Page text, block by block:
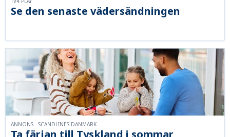
Se den senaste vädersändningen
ANNONS - SCANDLINES DANMARK